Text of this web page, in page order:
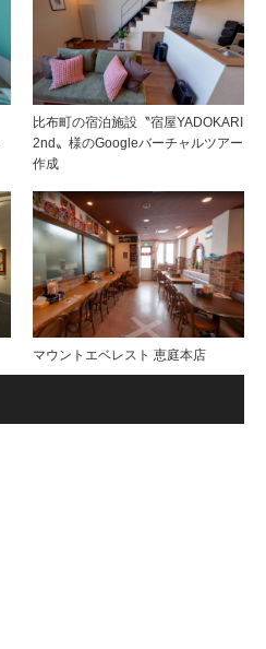
比布町の宿泊施設〝宿屋YADOKARI
2nd〟様のGoogleバーチャルツアー
作成
マウントエベレスト 恵庭本店